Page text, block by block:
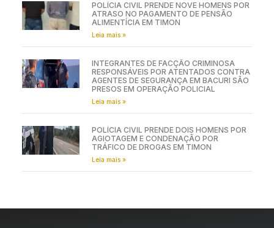
POLÍCIA CIVIL PRENDE NOVE HOMENS POR
ATRASO NO PAGAMENTO DE PENSÃO
ALIMENTÍCIA EM TIMON
Leia mais »
INTEGRANTES DE FACÇÃO CRIMINOSA
RESPONSÁVEIS POR ATENTADOS CONTRA
AGENTES DE SEGURANÇA EM BACURI SÃO
PRESOS EM OPERAÇÃO POLICIAL
Leia mais »
POLÍCIA CIVIL PRENDE DOIS HOMENS POR
AGIOTAGEM E CONDENAÇÃO POR
TRÁFICO DE DROGAS EM TIMON
Leia mais »